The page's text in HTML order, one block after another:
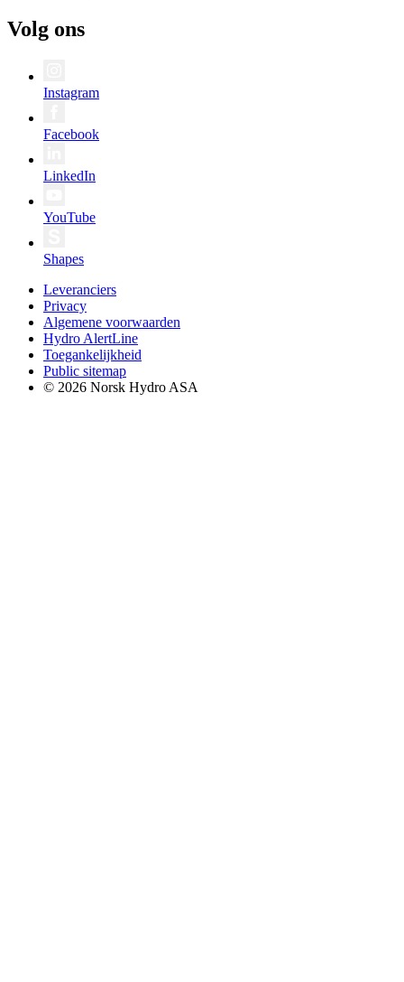
Volg ons
Instagram
Facebook
LinkedIn
YouTube
Shapes
Leveranciers
Privacy
Algemene voorwaarden
Hydro AlertLine
Toegankelijkheid
Public sitemap
© 2026 Norsk Hydro ASA